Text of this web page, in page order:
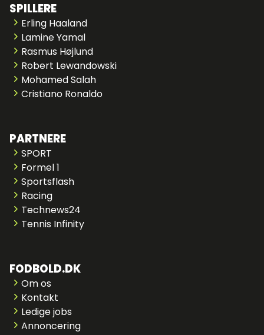
SPILLERE
Erling Haaland
Lamine Yamal
Rasmus Højlund
Robert Lewandowski
Mohamed Salah
Cristiano Ronaldo
PARTNERE
SPORT
Formel 1
Sportsflash
Racing
Technews24
Tennis Infinity
FODBOLD.DK
Om os
Kontakt
Ledige jobs
Annoncering